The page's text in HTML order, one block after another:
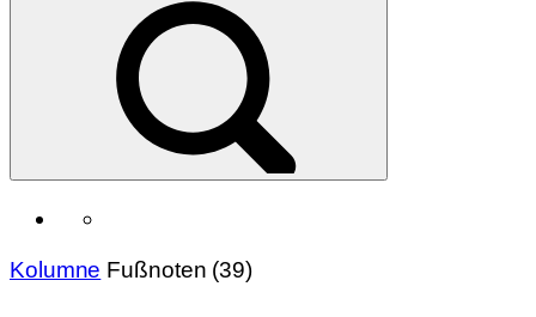
Kolumne Fußnoten (39)